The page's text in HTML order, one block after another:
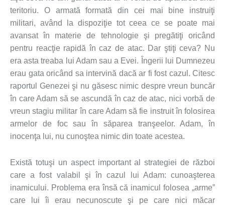
teritoriu. O armată formată din cei mai bine instruiţi
militari, având la dispoziţie tot ceea ce se poate mai
avansat în materie de tehnologie şi pregătiţi oricând
pentru reacţie rapidă în caz de atac. Dar ştiţi ceva? Nu
era asta treaba lui Adam sau a Evei. Îngerii lui Dumnezeu
erau gata oricând sa intervină dacă ar fi fost cazul. Citesc
raportul Genezei şi nu găsesc nimic despre vreun buncăr
în care Adam să se ascundă în caz de atac, nici vorbă de
vreun stagiu militar în care Adam să fie instruit în folosirea
armelor de foc sau în săparea tranşeelor. Adam, în
inocenţa lui, nu cunoştea nimic din toate acestea.
Există totuşi un aspect important al strategiei de război
care a fost valabil şi în cazul lui Adam: cunoaşterea
inamicului. Problema era însă că inamicul folosea „arme”
care lui îi erau necunoscute şi pe care nici măcar